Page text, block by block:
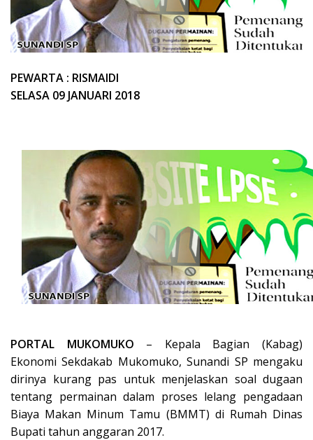
PEWARTA : RISMAIDI
SELASA 09 JANUARI 2018
PORTAL MUKOMUKO – Kepala Bagian (Kabag)
Ekonomi Sekdakab Mukomuko, Sunandi SP mengaku
dirinya kurang pas untuk menjelaskan soal dugaan
tentang permainan dalam proses lelang pengadaan
Biaya Makan Minum Tamu (BMMT) di Rumah Dinas
Bupati tahun anggaran 2017.